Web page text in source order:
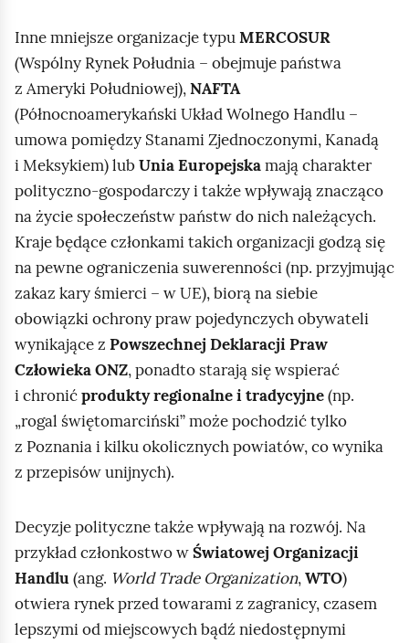
o
m
i
ć
p
o
d
g
l
ą
d
Inne mniejsze organizacje typuMERCOSUR
(Wspólny Rynek Południa – obejmuje państwa
z Ameryki Południowej),NAFTA
(Północnoamerykański Układ Wolnego Handlu –
umowa pomiędzy Stanami Zjednoczonymi, Kanadą
i Meksykiem) lubUniaEuropejskamają charakter
polityczno‑gospodarczy i także wpływają znacząco
na życie społeczeństw państw do nich należących.
Kraje będące członkami takich organizacji godzą się
na pewne ograniczenia suwerenności (np. przyjmując
zakaz kary śmierci – w UE), biorą na siebie
obowiązki ochrony praw pojedynczych obywateli
wynikające z Powszechnej Deklaracji Praw
Człowieka ONZ, ponadto starają się wspierać
i chronićprodukty regionalne i tradycyjne(np.
„rogal świętomarciński” może pochodzić tylko
z Poznania i kilku okolicznych powiatów, co wynika
z przepisów unijnych).
Decyzje polityczne także wpływają na rozwój. Na
przykład członkostwo wŚwiatowej Organizacji
Handlu (ang. World Trade Organization,WTO)
otwiera rynek przed towarami z zagranicy, czasem
lepszymi od miejscowych bądź niedostępnymi